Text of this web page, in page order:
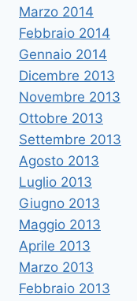
Marzo 2014
Febbraio 2014
Gennaio 2014
Dicembre 2013
Novembre 2013
Ottobre 2013
Settembre 2013
Agosto 2013
Luglio 2013
Giugno 2013
Maggio 2013
Aprile 2013
Marzo 2013
Febbraio 2013